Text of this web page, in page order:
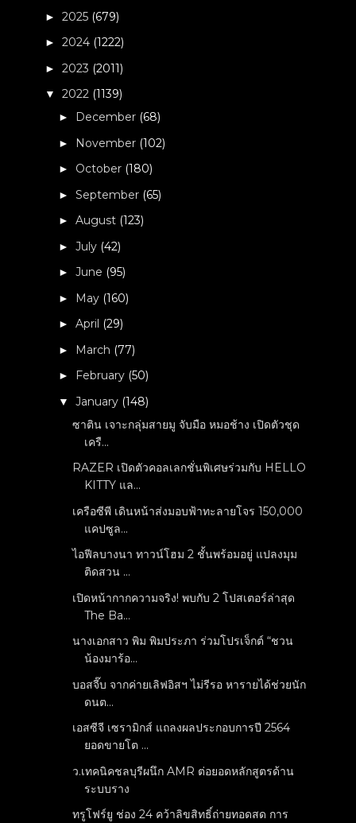
►2025 (679)
►2024 (1222)
►2023 (2011)
▼2022 (1139)
► December (68)
► November (102)
► October (180)
►September (65)
►August (123)
►July (42)
►June (95)
► May (160)
►April (29)
► March (77)
► February (50)
▼January (148)
ซาติน เจาะกลุ่มสายมู จับมือ หมอช้าง เปิดตัวชุด
เครื...
RAZER เปิดตัวคอลเลกชั่นพิเศษร่วมกับ HELLO
KITTY แล...
เครือซีพี เดินหน้าส่งมอบฟ้าทะลายโจร 150,000
แคปซูล...
ไอฟีลบางนา ทาวน์โฮม 2 ชั้นพร้อมอยู่ แปลงมุม
ติดสวน ...
เปิดหน้ากากความจริง! พบกับ 2 โปสเตอร์ล่าสุด
The Ba...
นางเอกสาว พิม พิมประภา ร่วมโปรเจ็กต์ “ชวน
น้องมาร้อ...
บอสจี๊บ จากค่ายเลิฟอิสฯ ไม่รีรอ หารายได้ช่วยนัก
ดนต...
เอสซีจี เซรามิกส์ แถลงผลประกอบการปี 2564
ยอดขายโต ...
ว.เทคนิคชลบุรีผนึก AMR ต่อยอดหลักสูตรด้าน
ระบบราง
ทรูโฟร์ยู ช่อง 24 คว้าลิขสิทธิ์ถ่ายทอดสด การ